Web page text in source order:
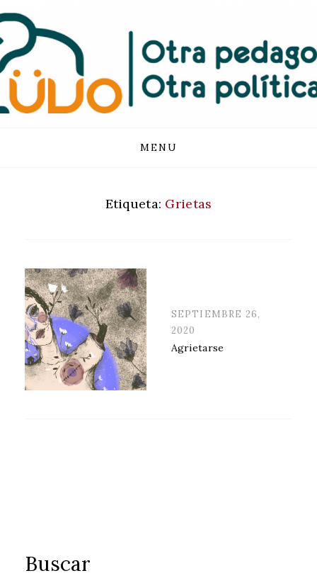
FUNDACIÓN
LUVO
MENU
Etiqueta: Grietas
POSTED
ON
SEPTIEMBRE 26,
2020
Agrietarse
Buscar